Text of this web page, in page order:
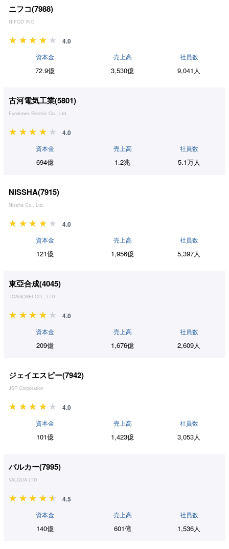
ニフコ(7988)
NIFCO INC.
4.0
資本金
72.9億
売上高
3,530億
社員数
9,041人
古河電気工業(5801)
Furukawa Electric Co., Ltd.
4.0
資本金
694億
売上高
1.2兆
社員数
5.1万人
NISSHA(7915)
Nissha Co., Ltd.
4.0
資本金
121億
売上高
1,956億
社員数
5,397人
東亞合成(4045)
TOAGOSEI CO., LTD.
4.0
資本金
209億
売上高
1,676億
社員数
2,609人
ジェイエスピー(7942)
JSP Corporation
4.0
資本金
101億
売上高
1,423億
社員数
3,053人
バルカー(7995)
VALQUA,LTD.
4.5
資本金
140億
売上高
601億
社員数
1,536人